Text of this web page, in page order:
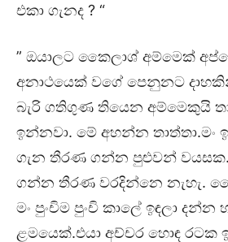
එකා ගැනද ? “
” ඔයාලට කෛලාශ් අම්මෙක්
අනාථයෙක් වගේ පෙනුනට
බැරි ගතිගුණ තියෙන අම්මෙකුයි
ඉන්නවා. මේ අහන්න තාත්තා.මං
ගැන තීරණ ගන්න පුළුවන් වයසක.
ගන්න තීරණ වරදින්නෙ නැහැ.
මං පුංචිම පුංචි කාලේ ඉඳලා දන්න
ළමයෙක්.එයා අච්චර හොඳ